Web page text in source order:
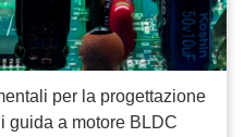
per la progettazione
guida a motore BLDC